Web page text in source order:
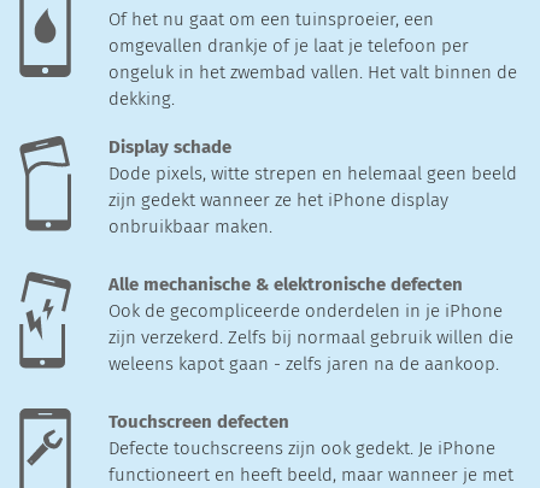
Of het nu gaat om een tuinsproeier, een
omgevallen drankje of je laat je telefoon per
ongeluk in het zwembad vallen. Het valt binnen de
dekking.
Display schade
Dode pixels, witte strepen en helemaal geen beeld
zijn gedekt wanneer ze het iPhone display
onbruikbaar maken.
Alle mechanische & elektronische defecten
Ook de gecompliceerde onderdelen in je iPhone
zijn verzekerd. Zelfs bij normaal gebruik willen die
weleens kapot gaan - zelfs jaren na de aankoop.
Touchscreen defecten
Defecte touchscreens zijn ook gedekt. Je iPhone
functioneert en heeft beeld, maar wanneer je met